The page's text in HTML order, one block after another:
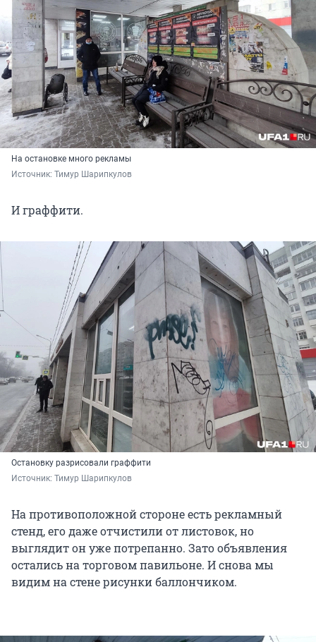
На остановке много рекламы
Источник: Тимур Шарипкулов
И граффити.
Остановку разрисовали граффити
Источник: Тимур Шарипкулов
На противоположной стороне есть рекламный
стенд, его даже отчистили от листовок, но
выглядит он уже потрепанно. Зато объявления
остались на торговом павильоне. И снова мы
видим на стене рисунки баллончиком.